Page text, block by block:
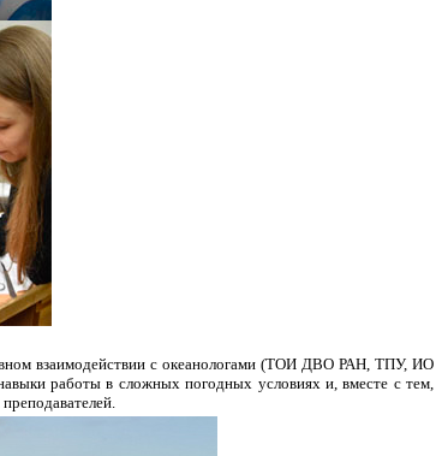
взаимодействии с океанологами (ТОИ ДВО РАН, ТПУ, ИО
работы в сложных погодных условиях и, вместе с тем,